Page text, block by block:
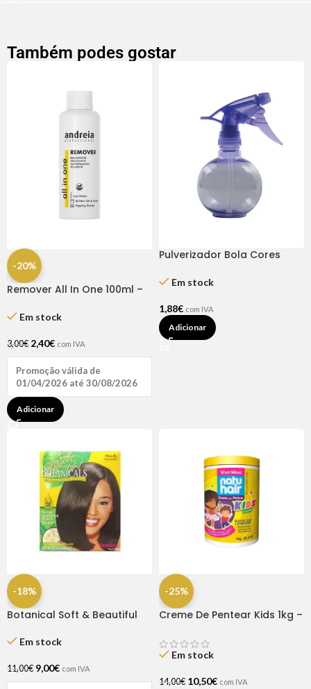
Também podes gostar
-20%
Remover All In One 100ml –
Em stock
3,00€ 2,40€ com IVA
Promoção válida de
01/04/2026 até 30/08/2026
Adicionar
Pulverizador Bola Cores
Em stock
1,88€ com IVA
Adicionar
-18%
Botanical Soft & Beautiful
Em stock
11,00€ 9,00€ com IVA
-25%
Creme De Pentear Kids 1kg –
Em stock
14,00€ 10,50€ com IVA